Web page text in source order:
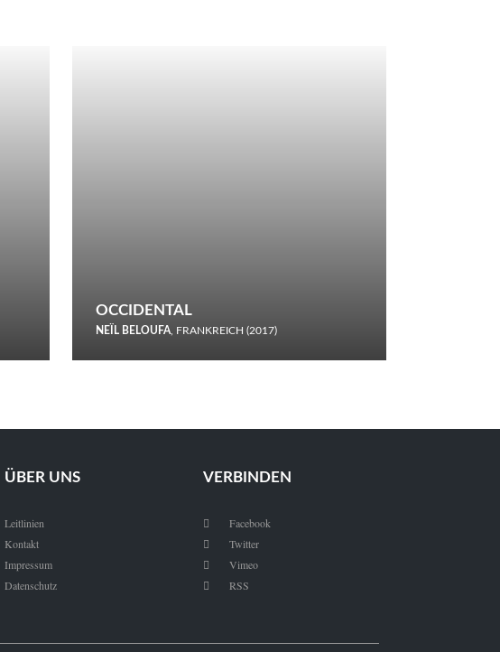
OCCIDENTAL
NEÏL BELOUFA, FRANKREICH (2017)
ÜBER UNS
Leitlinien
Kontakt
Impressum
Datenschutz
VERBINDEN
 Facebook
 Twitter
 Vimeo
 RSS